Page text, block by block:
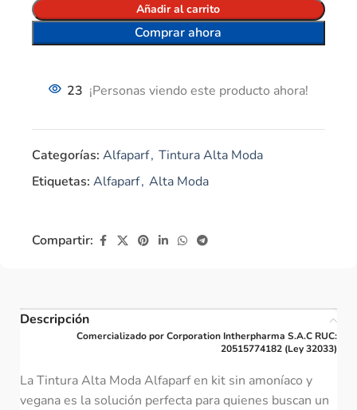
Añadir al carrito
Comprar ahora
23 ¡Personas viendo este producto ahora!
Categorías: Alfaparf, Tintura Alta Moda
Etiquetas: Alfaparf, Alta Moda
Compartir:
Descripción
Comercializado por Corporation Intherpharma S.A.C RUC:
20515774182 (Ley 32033)
La Tintura Alta Moda Alfaparf en kit sin amoníaco y
vegana es la solución perfecta para quienes buscan un